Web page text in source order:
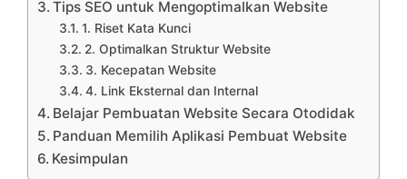
Tips SEO untuk Mengoptimalkan Website
1. Riset Kata Kunci
2. Optimalkan Struktur Website
3. Kecepatan Website
4. Link Eksternal dan Internal
Belajar Pembuatan Website Secara Otodidak
Panduan Memilih Aplikasi Pembuat Website
Kesimpulan